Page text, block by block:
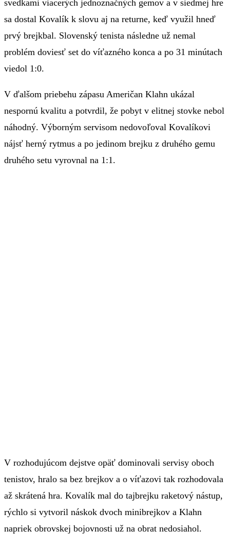
svedkami viacerých jednoznačných gemov a v siedmej hre
sa dostal Kovalík k slovu aj na returne, keď využil hneď
prvý brejkbal. Slovenský tenista následne už nemal
problém doviesť set do víťazného konca a po 31 minútach
viedol 1:0.
V ďalšom priebehu zápasu Američan Klahn ukázal
nespornú kvalitu a potvrdil, že pobyt v elitnej stovke nebol
náhodný. Výborným servisom nedovoľoval Kovalíkovi
nájsť herný rytmus a po jedinom brejku z druhého gemu
druhého setu vyrovnal na 1:1.
V rozhodujúcom dejstve opäť dominovali servisy oboch
tenistov, hralo sa bez brejkov a o víťazovi tak rozhodovala
až skrátená hra. Kovalík mal do tajbrejku raketový nástup,
rýchlo si vytvoril náskok dvoch minibrejkov a Klahn
napriek obrovskej bojovnosti už na obrat nedosiahol.